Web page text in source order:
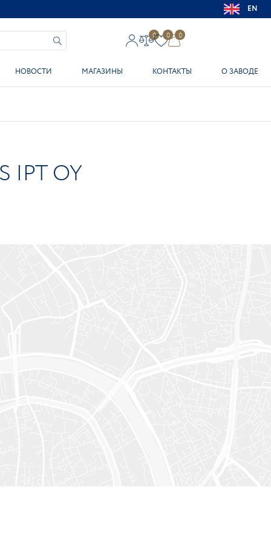
EN
0 0 0
НОВОСТИ МАГАЗИНЫ КОНТАКТЫ О ЗАВОДЕ
IPT OY